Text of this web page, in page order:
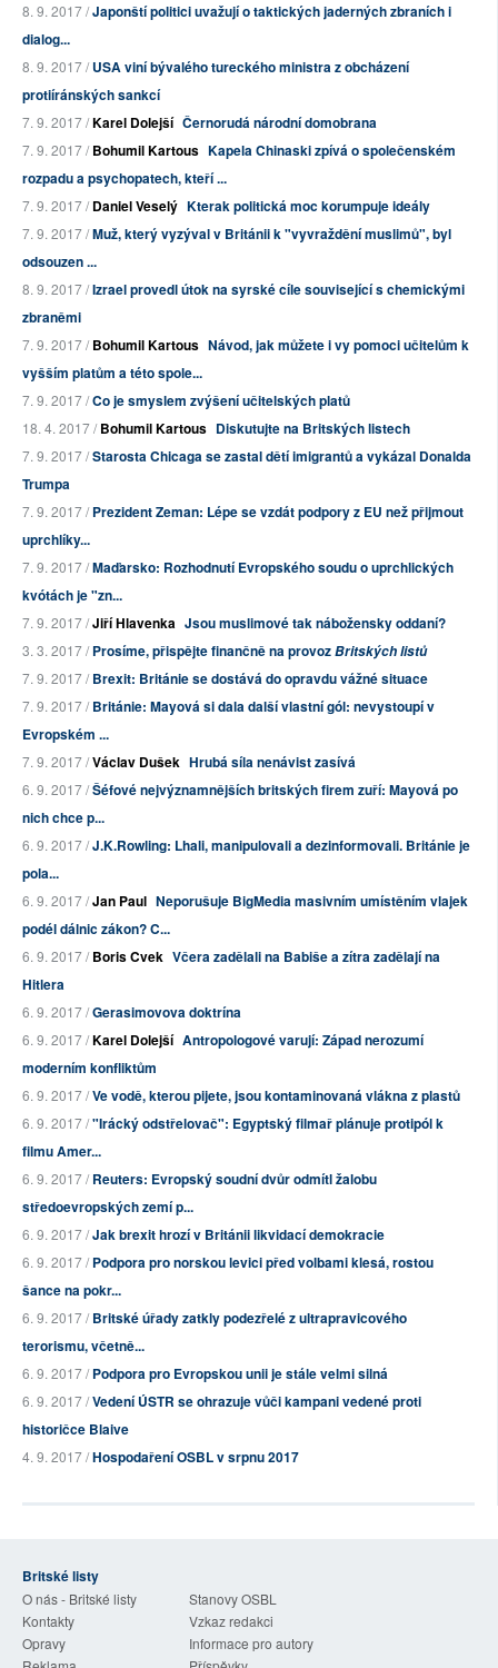
8. 9. 2017 /Japonští politici uvažují o taktických jaderných zbraních i
dialog...
8. 9. 2017 /USA viní bývalého tureckého ministra z obcházení
protiíránských sankcí
7. 9. 2017 /Karel Dolejší Černorudá národní domobrana
7. 9. 2017 /Bohumil Kartous Kapela Chinaski zpívá o společenském
rozpadu a psychopatech, kteří ...
7. 9. 2017 /Daniel Veselý Kterak politická moc korumpuje ideály
7. 9. 2017 /Muž, který vyzýval v Británii k "vyvraždění muslimů", byl
odsouzen ...
8. 9. 2017 /Izrael provedl útok na syrské cíle související s chemickými
zbraněmi
7. 9. 2017 /Bohumil Kartous Návod, jak můžete i vy pomoci učitelům k
vyšším platům a této spole...
7. 9. 2017 /Co je smyslem zvýšení učitelských platů
18. 4. 2017 /Bohumil Kartous Diskutujte na Britských listech
7. 9. 2017 /Starosta Chicaga se zastal dětí imigrantů a vykázal Donalda
Trumpa
7. 9. 2017 /Prezident Zeman: Lépe se vzdát podpory z EU než přijmout
uprchlíky...
7. 9. 2017 /Maďarsko: Rozhodnutí Evropského soudu o uprchlických
kvótách je "zn...
7. 9. 2017 /Jiří Hlavenka Jsou muslimové tak nábožensky oddaní?
3. 3. 2017 /Prosíme, přispějte finančně na provozBritských listů
7. 9. 2017 /Brexit: Británie se dostává do opravdu vážné situace
7. 9. 2017 /Británie: Mayová si dala další vlastní gól: nevystoupí v
Evropském ...
7. 9. 2017 /Václav Dušek Hrubá síla nenávist zasívá
6. 9. 2017 /Šéfové nejvýznamnějších britských firem zuří: Mayová po
nich chce p...
6. 9. 2017 /J.K.Rowling: Lhali, manipulovali a dezinformovali. Británie je
pola...
6. 9. 2017 /Jan Paul Neporušuje BigMedia masivním umístěním vlajek
podél dálnic zákon? C...
6. 9. 2017 /Boris Cvek Včera zadělali na Babiše a zítra zadělají na
Hitlera
6. 9. 2017 /Gerasimovova doktrína
6. 9. 2017 /Karel Dolejší Antropologové varují: Západ nerozumí
moderním konfliktům
6. 9. 2017 /Ve vodě, kterou pijete, jsou kontaminovaná vlákna z plastů
6. 9. 2017 /"Irácký odstřelovač": Egyptský filmař plánuje protipól k
filmu Amer...
6. 9. 2017 /Reuters: Evropský soudní dvůr odmítl žalobu
středoevropských zemí p...
6. 9. 2017 /Jak brexit hrozí v Británii likvidací demokracie
6. 9. 2017 /Podpora pro norskou levici před volbami klesá, rostou
šance na pokr...
6. 9. 2017 /Britské úřady zatkly podezřelé z ultrapravicového
terorismu, včetně...
6. 9. 2017 /Podpora pro Evropskou unii je stále velmi silná
6. 9. 2017 /Vedení ÚSTR se ohrazuje vůči kampani vedené proti
historičce Blaive
4. 9. 2017 /Hospodaření OSBL v srpnu 2017
Britské listy
O nás - Britské listy
Stanovy OSBL
Kontakty
Vzkaz redakci
Opravy
Informace pro autory